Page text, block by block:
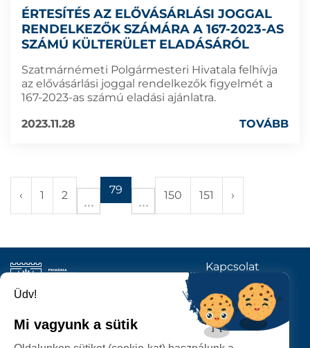
ÉRTESÍTÉS AZ ELŐVÁSÁRLÁSI JOGGAL
RENDELKEZŐK SZÁMÁRA A 167-2023-AS
SZÁMÚ KÜLTERÜLET ELADÁSÁRÓL
Szatmárnémeti Polgármesteri Hivatala felhívja
az elővásárlási joggal rendelkezők figyelmét a
167-2023-as számú eladási ajánlatra.
2023.11.28
TOVÁBB
‹ 1 2 79 150 151 ›
Kapcsolat
KÖVESSENEK
Üdv!
Mi vagyunk a sütik